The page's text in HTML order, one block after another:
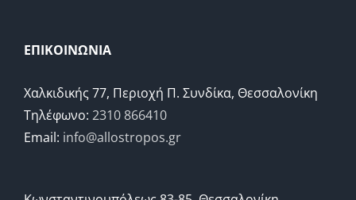
ΕΠΙΚΟΙΝΩΝΙΑ
Χαλκιδικής 77, Περιοχή Π. Συνδίκα, Θεσσαλονίκη
Τηλέφωνο: 2310 866410
Email: info@allostropos.gr